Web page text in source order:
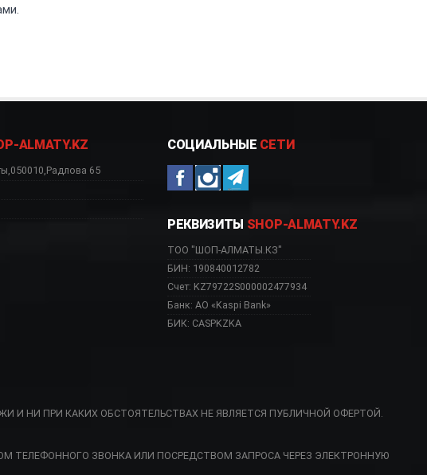
интернет
ALMATY.KZ
,050010,Радлова 65
СОЦИАЛЬНЫЕ СЕТИ
РЕКВИЗИТЫ SHOP-ALMATY.KZ
ТОО "ШОП-АЛМАТЫ.КЗ"
БИН: 190840012782
Счет: KZ79722S000002477934
Банк: АО «Kaspi Bank»
БИК: CASPKZKA
И НИ ПРИ КАКИХ ОБСТОЯТЕЛЬСТВАХ НЕ ЯВЛЯЕТСЯ ПУБЛИЧНОЙ ОФЕРТОЙ.
ЗВОНКА ИЛИ ПОСРЕДСТВОМ ЗАПРОСА ЧЕРЕЗ ЭЛЕКТРОННУЮ